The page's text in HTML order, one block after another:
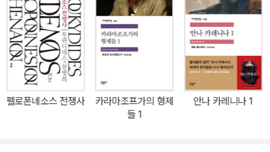
레스의 『니코마코스 윤리학』 『정치학』 『수사학/시학』, 헤로도토스의
『역사』, 투퀴디데스의 『펠로폰네소스전쟁사』, 크세노폰의 『페르시아
원정기』 등 다수가 있으며, 주요 저서로 『그리스 비극의 이해』 등이
있다. 2022년 12월 향년 83세를 일기로 별세했다.
사람하고 안 가본 사람하고 싸우면... 여기<역사>의 저자 헤로도토스
에게 심각한 오해가 있었다. 그는 당시 알려진 세계의 동서남북을 두
루 여행하며 웅대한 구상으로 각종 자료를 모아<역사>를 집필했는
데, 민속학 및 지리학적 발견이 이루어지기 전까지 후대 역사가들은
그의 여행을 거짓으로 여겼으며 그를 허풍쟁이 ‘설화작가’ 정도로 치
부했다. 그래서 그는 고대 역사학의 주류에서 벗어나 있었고 18세기
에 와서야 “역사의 아버지”라는 명예를 회복했다. 그 이유는 헤로도
펠로폰네소스 전쟁사
카라마조프가의 형제
들 1
안나 카레니나 1